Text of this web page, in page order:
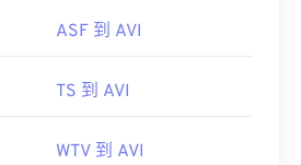
ASF 到 AVI
TS 到 AVI
WTV 到 AVI